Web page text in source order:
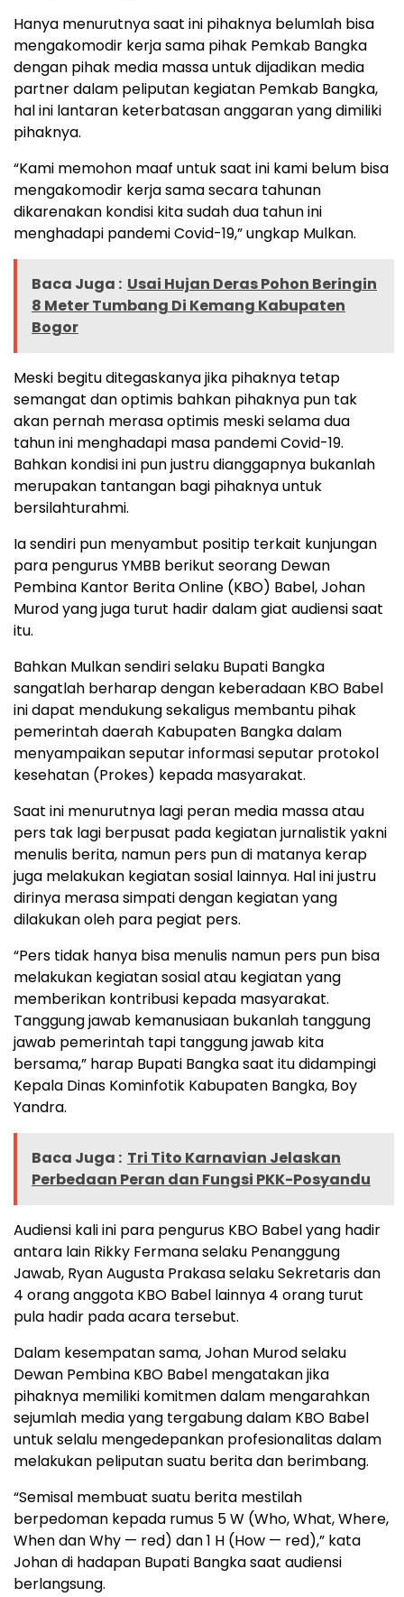
Hanya menurutnya saat ini pihaknya belumlah bisa
mengakomodir kerja sama pihak Pemkab Bangka
dengan pihak media massa untuk dijadikan media
partner dalam peliputan kegiatan Pemkab Bangka,
hal ini lantaran keterbatasan anggaran yang dimiliki
pihaknya.
“Kami memohon maaf untuk saat ini kami belum bisa
mengakomodir kerja sama secara tahunan
dikarenakan kondisi kita sudah dua tahun ini
menghadapi pandemi Covid-19,” ungkap Mulkan.
Baca Juga : Usai Hujan Deras Pohon Beringin
8 Meter Tumbang Di Kemang Kabupaten
Bogor
Meski begitu ditegaskanya jika pihaknya tetap
semangat dan optimis bahkan pihaknya pun tak
akan pernah merasa optimis meski selama dua
tahun ini menghadapi masa pandemi Covid-19.
Bahkan kondisi ini pun justru dianggapnya bukanlah
merupakan tantangan bagi pihaknya untuk
bersilahturahmi.
Ia sendiri pun menyambut positip terkait kunjungan
para pengurus YMBB berikut seorang Dewan
Pembina Kantor Berita Online (KBO) Babel, Johan
Murod yang juga turut hadir dalam giat audiensi saat
itu.
Bahkan Mulkan sendiri selaku Bupati Bangka
sangatlah berharap dengan keberadaan KBO Babel
ini dapat mendukung sekaligus membantu pihak
pemerintah daerah Kabupaten Bangka dalam
menyampaikan seputar informasi seputar protokol
kesehatan (Prokes) kepada masyarakat.
Saat ini menurutnya lagi peran media massa atau
pers tak lagi berpusat pada kegiatan jurnalistik yakni
menulis berita, namun pers pun di matanya kerap
juga melakukan kegiatan sosial lainnya. Hal ini justru
dirinya merasa simpati dengan kegiatan yang
dilakukan oleh para pegiat pers.
“Pers tidak hanya bisa menulis namun pers pun bisa
melakukan kegiatan sosial atau kegiatan yang
memberikan kontribusi kepada masyarakat.
Tanggung jawab kemanusiaan bukanlah tanggung
jawab pemerintah tapi tanggung jawab kita
bersama,” harap Bupati Bangka saat itu didampingi
Kepala Dinas Kominfotik Kabupaten Bangka, Boy
Yandra.
Baca Juga : Tri Tito Karnavian Jelaskan
Perbedaan Peran dan Fungsi PKK-Posyandu
Audiensi kali ini para pengurus KBO Babel yang hadir
antara lain Rikky Fermana selaku Penanggung
Jawab, Ryan Augusta Prakasa selaku Sekretaris dan
4 orang anggota KBO Babel lainnya 4 orang turut
pula hadir pada acara tersebut.
Dalam kesempatan sama, Johan Murod selaku
Dewan Pembina KBO Babel mengatakan jika
pihaknya memiliki komitmen dalam mengarahkan
sejumlah media yang tergabung dalam KBO Babel
untuk selalu mengedepankan profesionalitas dalam
melakukan peliputan suatu berita dan berimbang.
“Semisal membuat suatu berita mestilah
berpedoman kepada rumus 5 W (Who, What, Where,
When dan Why — red) dan 1 H (How — red),” kata
Johan di hadapan Bupati Bangka saat audiensi
berlangsung.